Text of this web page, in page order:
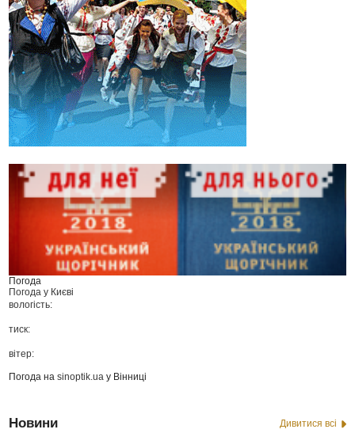
Погода
Погода у Києві
вологість:
тиск:
вітер:
Погода наsinoptik.ua у Вінниці
Новини Дивитися всі